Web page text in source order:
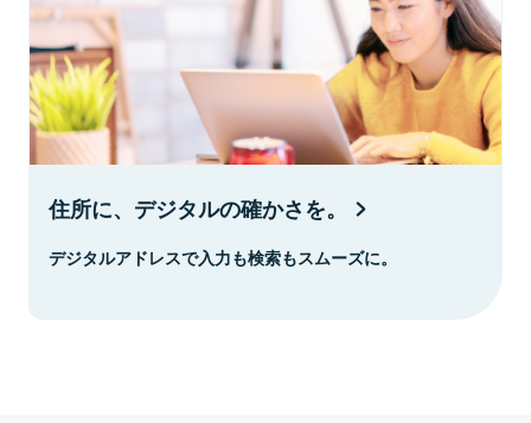
住所に、デジタルの確かさを。
デジタルアドレスで入力も検索もスムーズに。